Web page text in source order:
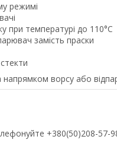
режимі
при температурі до 110°C
замість праски
напрямком ворсу або
+380(50)208-57-